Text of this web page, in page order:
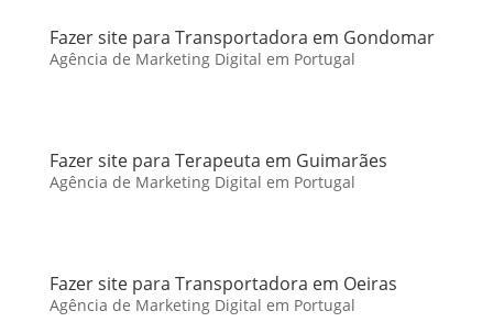
Fazer site para Transportadora em Gondomar
Agência de Marketing Digital em Portugal
Fazer site para Terapeuta em Guimarães
Agência de Marketing Digital em Portugal
Fazer site para Transportadora em Oeiras
Agência de Marketing Digital em Portugal